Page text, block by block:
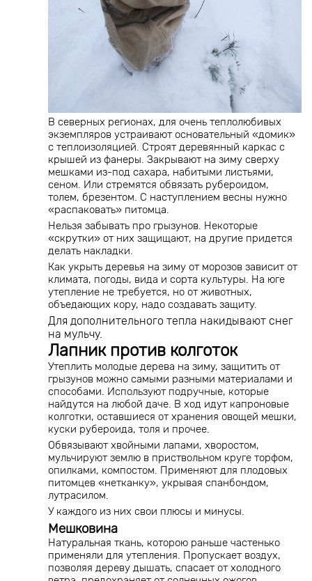
В северных регионах, для очень теплолюбивых
экземпляров устраивают основательный «домик»
с теплоизоляцией. Строят деревянный каркас с
крышей из фанеры. Закрывают на зиму сверху
мешками из-под сахара, набитыми листьями,
сеном. Или стремятся обвязать рубероидом,
толем, брезентом. С наступлением весны нужно
«распаковать» питомца.
Нельзя забывать про грызунов. Некоторые
«скрутки» от них защищают, на другие придется
делать накладки.
Как укрыть деревья на зиму от морозов зависит от
климата, погоды, вида и сорта культуры. На юге
утепление не требуется, но от животных,
объедающих кору, надо создавать защиту.
Для дополнительного тепла накидывают снег
на мульчу.
Лапник против колготок
Утеплить молодые дерева на зиму, защитить от
грызунов можно самыми разными материалами и
способами. Используют подручные, которые
найдутся на любой даче. В ход идут капроновые
колготки, оставшиеся от хранения овощей мешки,
куски рубероида, толя и прочее.
Обвязывают хвойными лапами, хворостом,
мульчируют землю в приствольном круге торфом,
опилками, компостом. Применяют для плодовых
питомцев «нетканку», укрывая спанбондом,
лутрасилом.
У каждого из них свои плюсы и минусы.
Мешковина
Натуральная ткань, которою раньше частенько
применяли для утепления. Пропускает воздух,
позволяя дереву дышать, спасает от холодного